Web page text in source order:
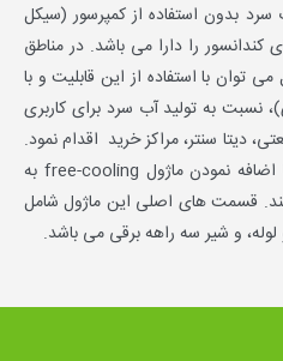
سرد بدون استفاده از کمپرسور (سیکل
کندانسور را دارا می باشد. در مناطق
با استفاده از این قابلیت و با
نسبت به تولید آب سرد برای کاربری
دیتا سنتر، مراکز خرید اقدام نمود.
شرکت “کاراتهویه” این قابلیت را با اضافه نمودن ماژول free-cooling به
قسمت های اصلی این ماژول شامل